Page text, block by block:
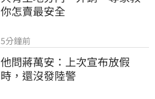
你怎賣最安全
5分鐘前
他問蔣萬安：上次宣布放假
時，還沒發陸警